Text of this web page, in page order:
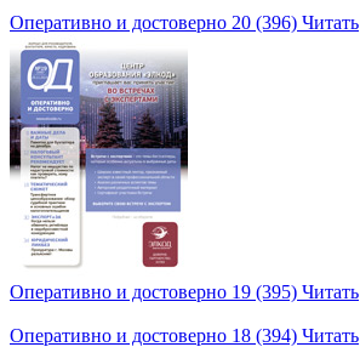
Оперативно и достоверно 20 (396) Читать
Оперативно и достоверно 19 (395) Читать
Оперативно и достоверно 18 (394) Читать